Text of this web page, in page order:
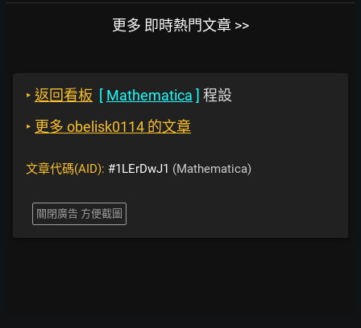
更多 即時熱門文章 >>
‣ 返回看板 [ Mathematica ] 程設
‣ 更多 obelisk0114 的文章
文章代碼(AID): #1LErDwJ1 (Mathematica)
關閉廣告 方便截圖